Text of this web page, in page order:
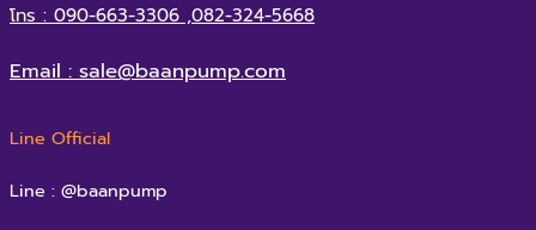
โทร : 090-663-3306 ,082-324-5668
Email : sale@baanpump.com
Line Official
Line : @baanpump